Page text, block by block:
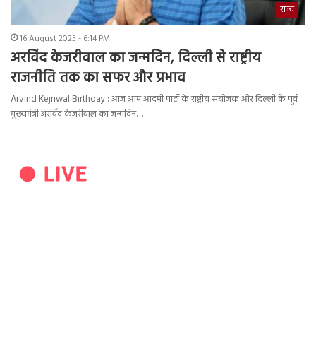
राज्य
16 August 2025 - 6:14 PM
अरविंद केजरीवाल का जन्मदिन, दिल्ली से राष्ट्रीय
राजनीति तक का सफर और प्रभाव
Arvind Kejriwal Birthday : आज आम आदमी पार्टी के राष्ट्रीय संयोजक और दिल्ली के पूर्व
मुख्यमंत्री अरविंद केजरीवाल का जन्मदिन…